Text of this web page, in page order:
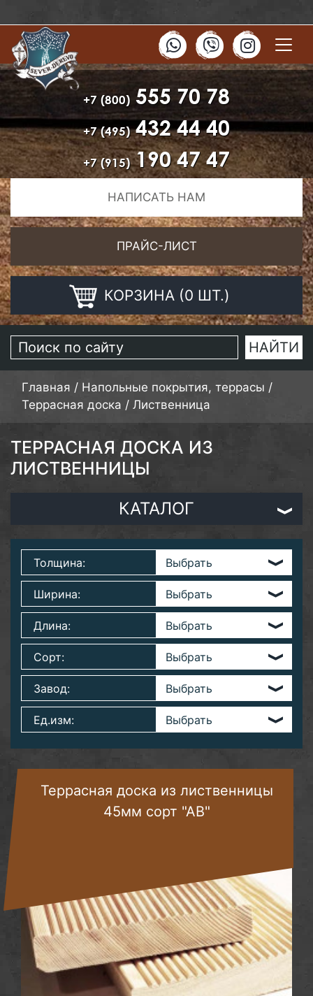
+7 (800) 555 70 78
+7 (495)432 44 40
+7 (915)190 47 47
НАПИСАТЬ НАМ
ПРАЙС-ЛИСТ
КОРЗИНА (0 ШТ.)
Главная / Напольные покрытия, террасы /
Террасная доска / Лиственница
ТЕРРАСНАЯ ДОСКА ИЗ
ЛИСТВЕННИЦЫ
КАТАЛОГ
Толщина:
Ширина:
Длина:
Сорт:
Завод:
Ед.изм:
Террасная доска из лиственницы
45мм сорт "АВ"